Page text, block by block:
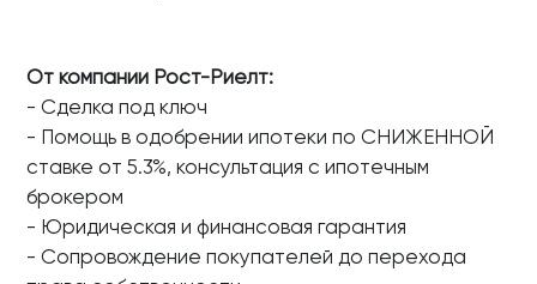
От компании Рост-Риелт:
- Сделка под ключ
- Помощь в одобрении ипотеки по СНИЖЕННОЙ
ставке от 5.3%, консультация с ипотечным
брокером
- Юридическая и финансовая гарантия
- Cопровождение покупателей до перехода